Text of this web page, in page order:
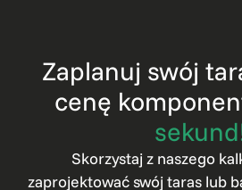
Zaplanuj swój
cenę
Skorzystaj z naszego
zaprojektować swój taras lub